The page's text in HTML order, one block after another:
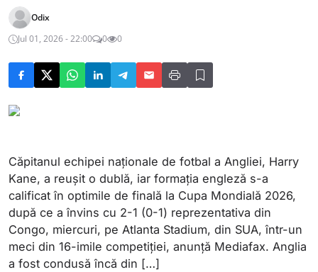
Odix
Jul 01, 2026 - 22:00
0 0
Căpitanul echipei naționale de fotbal a Angliei, Harry
Kane, a reușit o dublă, iar formația engleză s-a
calificat în optimile de finală la Cupa Mondială 2026,
după ce a învins cu 2-1 (0-1) reprezentativa din
Congo, miercuri, pe Atlanta Stadium, din SUA, într-un
meci din 16-imile competiției, anunță Mediafax. Anglia
a fost condusă încă din […]